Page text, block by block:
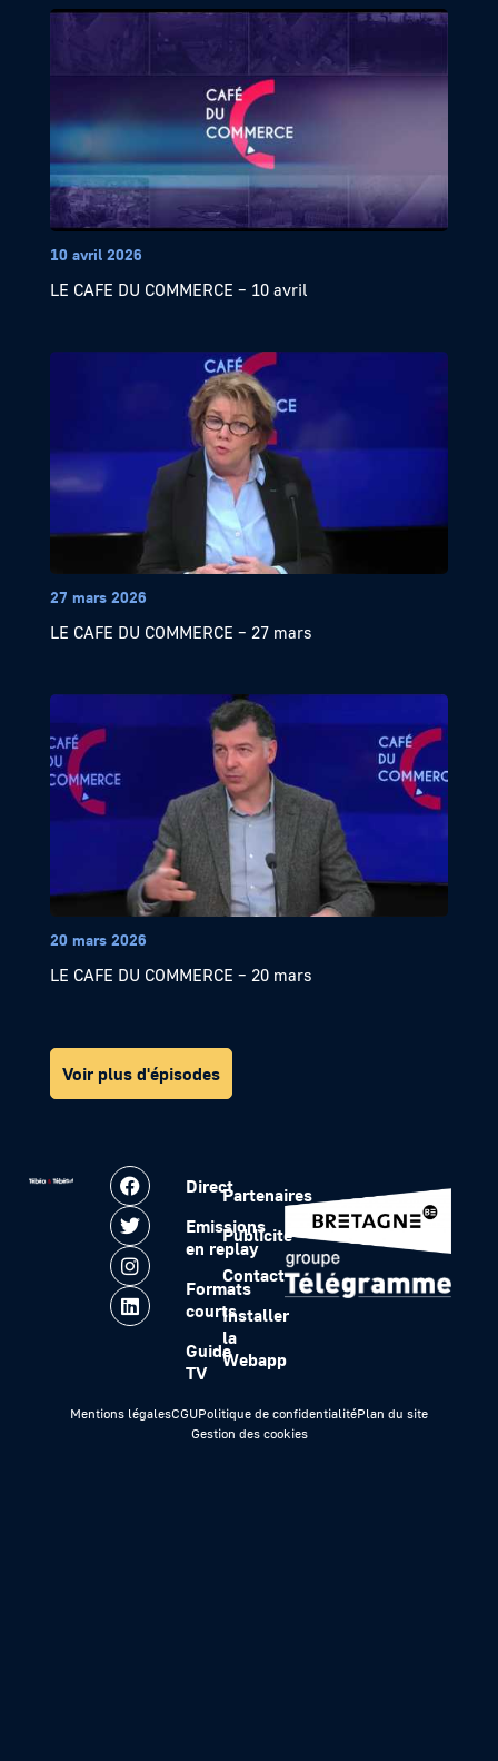
10 avril 2026
LE CAFE DU COMMERCE – 10 avril
27 mars 2026
LE CAFE DU COMMERCE – 27 mars
20 mars 2026
LE CAFE DU COMMERCE – 20 mars
Voir plus d'épisodes
Direct
Emissions
en replay
Formats
courts
Guide
TV
Partenaires
Publicité
Contact
Installer
la
Webapp
Mentions légalesCGUPolitique de confidentialitéPlan du site
Gestion des cookies